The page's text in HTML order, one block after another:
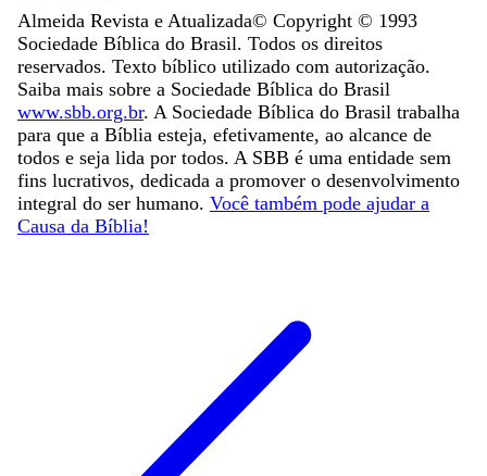
Almeida Revista e Atualizada© Copyright © 1993
Sociedade Bíblica do Brasil. Todos os direitos
reservados. Texto bíblico utilizado com autorização.
Saiba mais sobre a Sociedade Bíblica do Brasil
www.sbb.org.br. A Sociedade Bíblica do Brasil trabalha
para que a Bíblia esteja, efetivamente, ao alcance de
todos e seja lida por todos. A SBB é uma entidade sem
fins lucrativos, dedicada a promover o desenvolvimento
integral do ser humano. Você também pode ajudar a
Causa da Bíblia!